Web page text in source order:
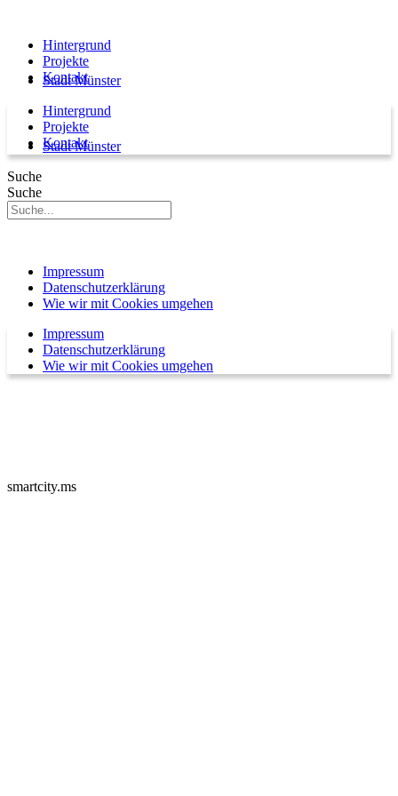
Hintergrund
Projekte
Kontakt
Stadt Münster
Hintergrund
Projekte
Kontakt
Stadt Münster
Suche
Suche
Impressum
Datenschutzerklärung
Wie wir mit Cookies umgehen
Impressum
Datenschutzerklärung
Wie wir mit Cookies umgehen
smartcity.ms